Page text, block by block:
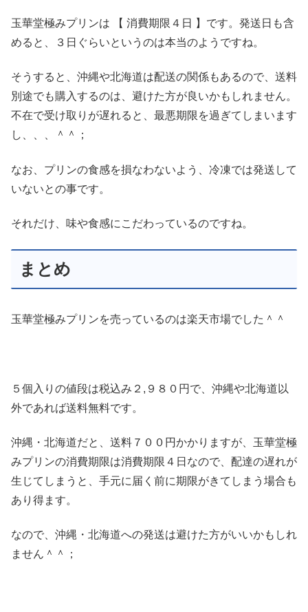
玉華堂極みプリンは 【 消費期限４日 】です。発送日も含
めると、３日ぐらいというのは本当のようですね。
そうすると、沖縄や北海道は配送の関係もあるので、送料
別途でも購入するのは、避けた方が良いかもしれません。
不在で受け取りが遅れると、最悪期限を過ぎてしまいます
し、、、＾＾；
なお、プリンの食感を損なわないよう、冷凍では発送して
いないとの事です。
それだけ、味や食感にこだわっているのですね。
まとめ
玉華堂極みプリンを売っているのは楽天市場でした＾＾
５個入りの値段は税込み２,９８０円で、沖縄や北海道以
外であれば送料無料です。
沖縄・北海道だと、送料７００円かかりますが、玉華堂極
みプリンの消費期限は消費期限４日なので、配達の遅れが
生じてしまうと、手元に届く前に期限がきてしまう場合も
あり得ます。
なので、沖縄・北海道への発送は避けた方がいいかもしれ
ません＾＾；